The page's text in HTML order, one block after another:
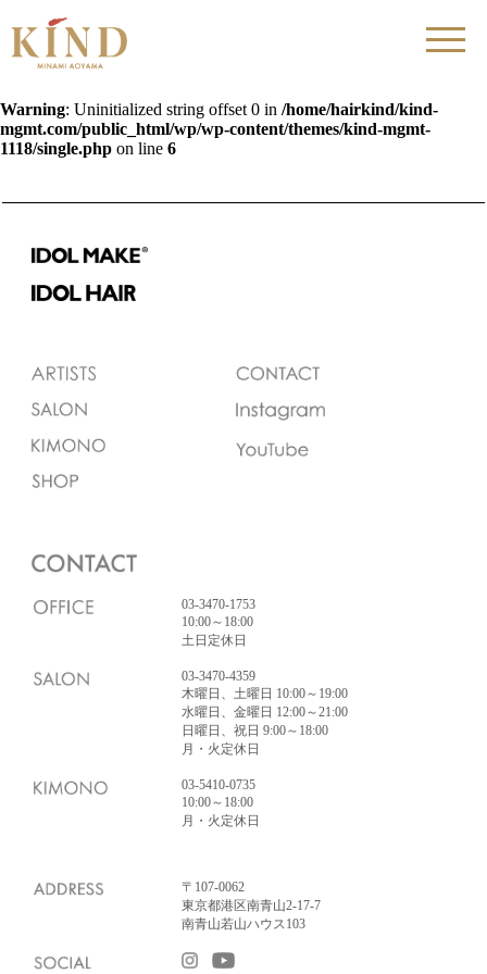
Warning: Uninitialized string offset 0 in /home/hairkind/kind-
mgmt.com/public_html/wp/wp-content/themes/kind-mgmt-
1118/single.php on line 6
03-3470-1753
10:00～18:00
土日定休日
03-3470-4359
木曜日、土曜日 10:00～19:00
水曜日、金曜日 12:00～21:00
日曜日、祝日 9:00～18:00
月・火定休日
03-5410-0735
10:00～18:00
月・火定休日
〒107-0062
東京都港区南青山2-17-7
南青山若山ハウス103